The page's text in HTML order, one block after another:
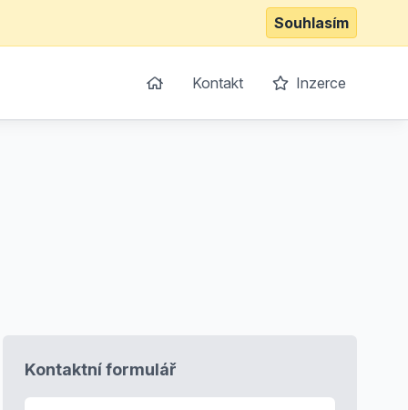
Souhlasím
Kontakt Inzerce
Kontaktní formulář